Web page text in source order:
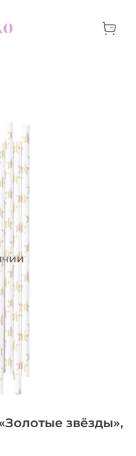
звёзды»,